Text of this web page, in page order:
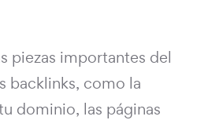
piezas importantes del
backlinks, como la
dominio, las páginas